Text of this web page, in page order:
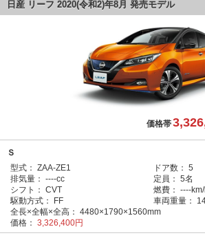
日産 リーフ 2020(令和2)年8月 発売モデル
価格帯
Ｓ
型式： ZAA-ZE1 ドア数： 5
排気量： ----cc 定員： 5名
シフト： CVT 燃費： ----km/l
駆動方式：
FF 車両重量：
全長×全幅×全高： 4480×1790×1560mm
価格： 3,326,400円